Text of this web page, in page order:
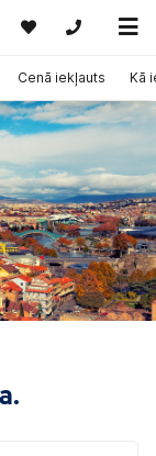
+371
Cenā iekļauts Kā